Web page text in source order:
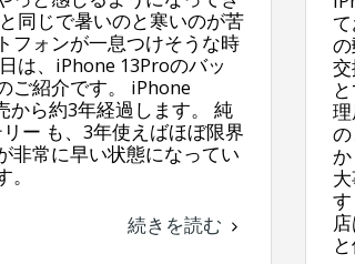
同じで暑いのと寒いのが苦
フォンが一息つけそうな時
は、iPhone 13Proのバッ
ご紹介です。 iPhone
から約3年経過します。 純
ー も、3年使えばほぼ限界
非常に早い状態になってい
続きを読む